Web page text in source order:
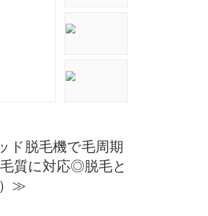
ド脱毛機で毛周期
質に対応◎脱毛と
）≫